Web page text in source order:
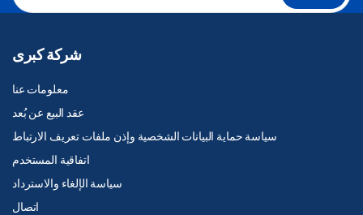
شركة كبرى
معلومات عنا
عقد البيع عن بُعد
سياسة حماية البيانات الشخصية وإذن ملفات تعريف الارتباط
اتفاقية المستخدم
سياسة الإلغاء والاسترداد
اتصال